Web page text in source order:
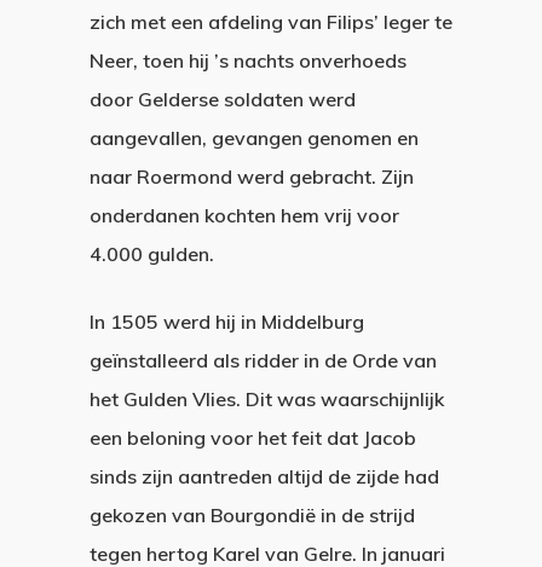
zich met een afdeling van Filips’ leger te
Neer, toen hij ’s nachts onverhoeds
door Gelderse soldaten werd
aangevallen, gevangen genomen en
naar Roermond werd gebracht. Zijn
onderdanen kochten hem vrij voor
4.000 gulden.
In 1505 werd hij in Middelburg
geïnstalleerd als ridder in de Orde van
het Gulden Vlies. Dit was waarschijnlijk
een beloning voor het feit dat Jacob
sinds zijn aantreden altijd de zijde had
gekozen van Bourgondië in de strijd
tegen her­tog Karel van Gelre. In januari